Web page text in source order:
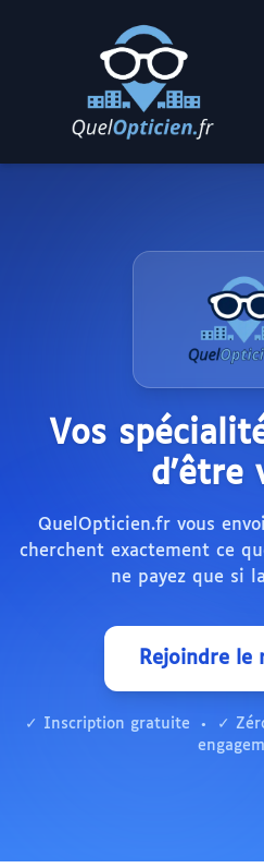
Vos
d'être
QuelOpticien.fr vous
cherchent exactement ce
ne payez que si
Rejoindre le
✓ Inscription gratuite • ✓